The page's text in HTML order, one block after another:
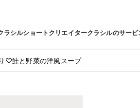
ラシルショートクリエイタークラシルのサービ
♡鮭と野菜の洋風スープ